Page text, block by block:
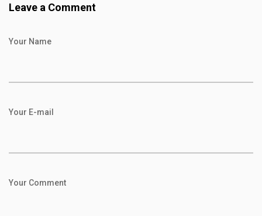
Leave a Comment
Your Name
Your E-mail
Your Comment